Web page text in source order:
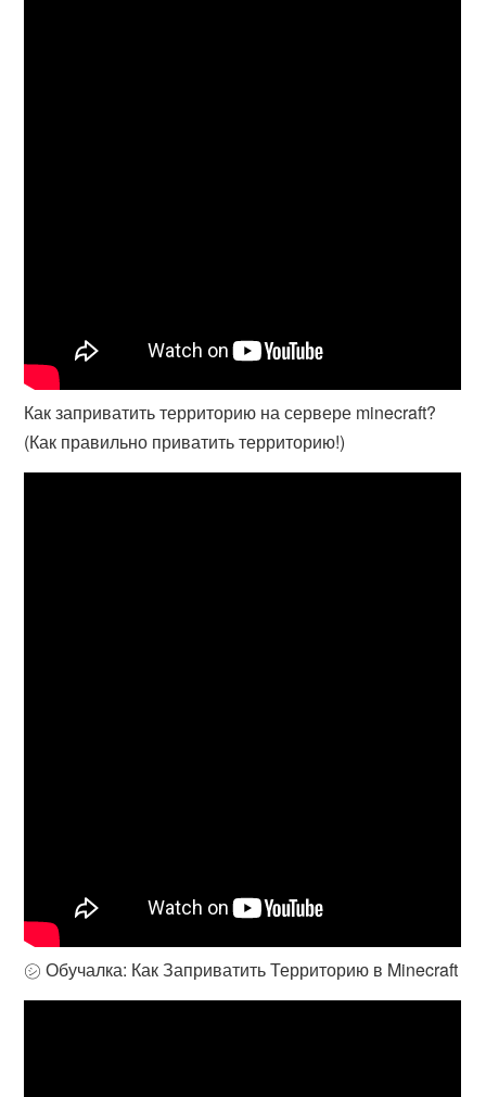
Как заприватить территорию на сервере minecraft?
(Как правильно приватить территорию!)
㋛ Обучалка: Как Заприватить Территорию в Minecraft